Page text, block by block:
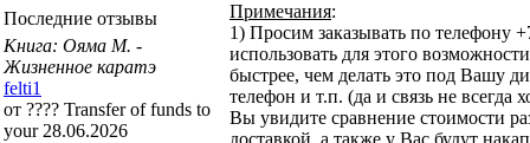
Последние отзывы
Книга: Ояма М. -
Жизненное каратэ
felti1
от ???? Transfer of funds to
your 28.06.2026
Примечания:
1) Просим заказывать по телефону
использовать для этого
быстрее, чем делать это под Вашу
телефон и т.п. (да и связь не всегда
Вы увидите сравнение стоимости